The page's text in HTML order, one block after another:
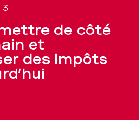
3
de côté
et
des impôts